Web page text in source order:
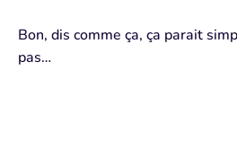
Bon, dis comme ça, ça parait
pas…